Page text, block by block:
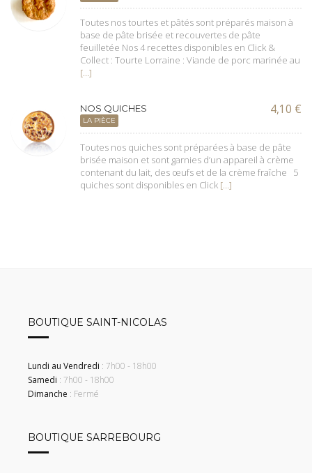
Toutes nos tourtes et pâtés sont préparés maison à
base de pâte brisée et recouvertes de pâte
feuilletée Nos 4 recettes disponibles en Click &
Collect : Tourte Lorraine : Viande de porc marinée au
[…]
4,10 €
NOS QUICHES
LA PIÈCE
Toutes nos quiches sont préparées à base de pâte
brisée maison et sont garnies d’un appareil à crème
contenant du lait, des œufs et de la crème fraîche 5
quiches sont disponibles en Click […]
BOUTIQUE SAINT-NICOLAS
Lundi au Vendredi : 7h00 - 18h00
Samedi : 7h00 - 18h00
Dimanche : Fermé
BOUTIQUE SARREBOURG